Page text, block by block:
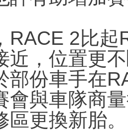
RACE 2比
近，位置更
部份車手在
會與車隊商
更換新胎。